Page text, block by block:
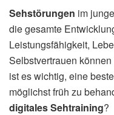
Sehstörungen im
die gesamte
Leistungsfähigkeit,
Selbstvertrauen
ist es wichtig, eine
möglichst früh zu
digitales Sehtraining?